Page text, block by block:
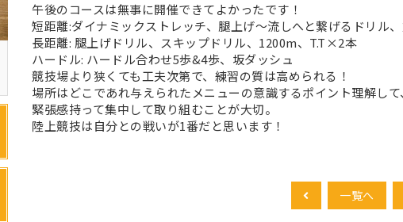
午後のコースは無事に開催できてよかったです！
短距離:ダイナミックストレッチ、腿上げ〜流しへと繋げるドリル
長距離: 腿上げドリル、スキップドリル、1200m、T.T×2本
ハードル: ハードル合わせ5歩&4歩、坂ダッシュ
競技場より狭くても工夫次第で、練習の質は高められる！
場所はどこであれ与えられたメニューの意識するポイント理解し
緊張感持って集中して取り組むことが大切。
陸上競技は自分との戦いが1番だと思います！
一覧へ